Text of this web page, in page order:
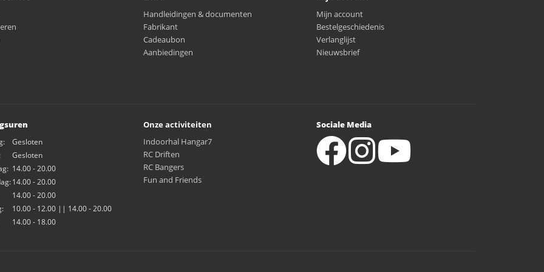
Handleidingen & documenten
Fabrikant
Cadeaubon
Aanbiedingen
Mijn account
Bestelgeschiedenis
Verlanglijst
Nieuwsbrief
Gesloten
Gesloten
14.00 - 20.00
14.00 - 20.00
14.00 - 20.00
10.00 - 12.00 || 14.00 - 20.00
14.00 - 18.00
Onze activiteiten
Indoorhal Hangar7
RC Driften
RC Bangers
Fun and Friends
Sociale Media